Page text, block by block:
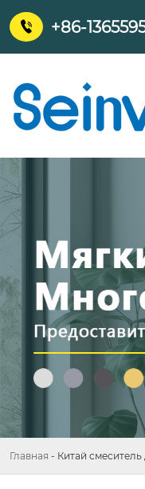
 +86-
Главная - Китай смеситель